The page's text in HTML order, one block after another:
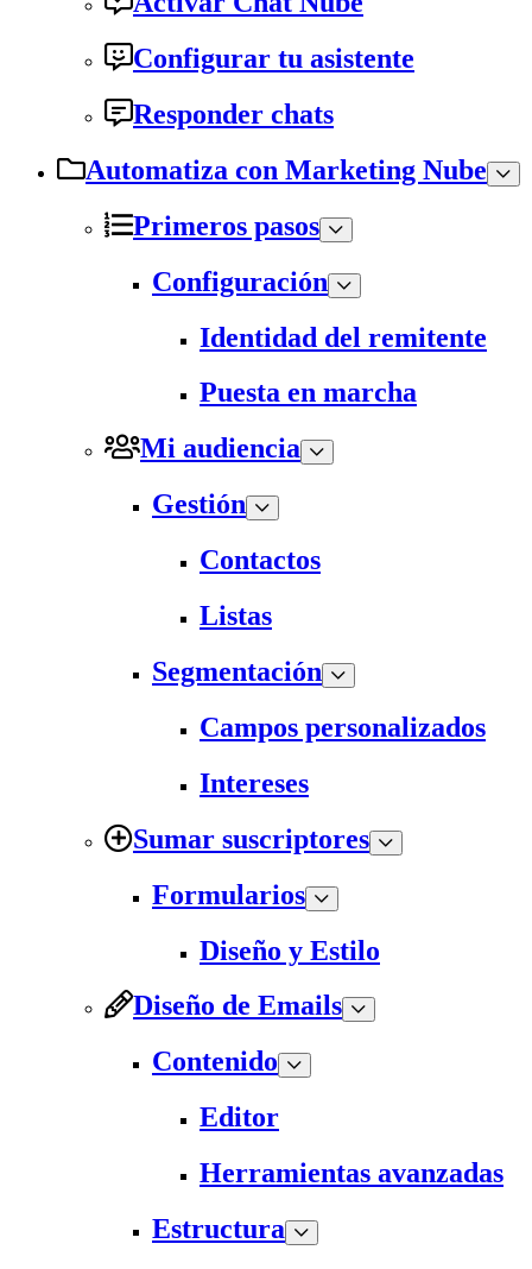
Configurar tu asistente
Responder chats
Automatiza con Marketing Nube
Primeros pasos
Configuración
Identidad del remitente
Puesta en marcha
Mi audiencia
Gestión
Contactos
Listas
Segmentación
Campos personalizados
Intereses
Sumar suscriptores
Formularios
Diseño y Estilo
Diseño de Emails
Contenido
Editor
Herramientas avanzadas
Estructura